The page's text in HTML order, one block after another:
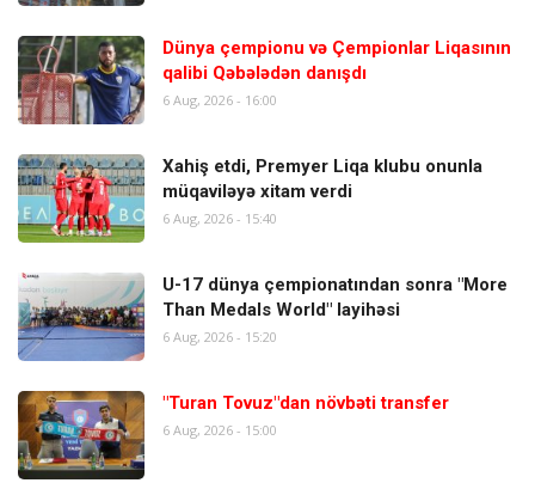
Dünya çempionu və Çempionlar Liqasının
qalibi Qəbələdən danışdı
6 Aug, 2026 - 16:00
Xahiş etdi, Premyer Liqa klubu onunla
müqaviləyə xitam verdi
6 Aug, 2026 - 15:40
U-17 dünya çempionatından sonra "More
Than Medals World" layihəsi
6 Aug, 2026 - 15:20
"Turan Tovuz"dan növbəti transfer
6 Aug, 2026 - 15:00